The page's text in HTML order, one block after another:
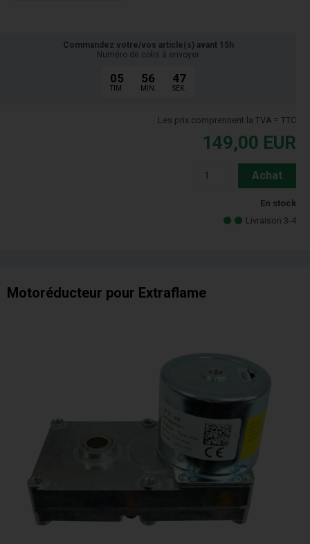
Commandez votre/vos article(s) avant 15h
Numéro de colis à envoyer
05
TIM.
56
MIN.
46
SEK.
Les prix comprennent la TVA = TTC
149,00 EUR
Achat
En stock
Livraison 3-4
Motoréducteur pour Extraflame